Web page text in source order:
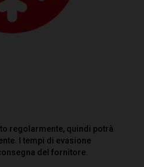
regolarmente, quindi potrà
I tempi di evasione
del fornitore.